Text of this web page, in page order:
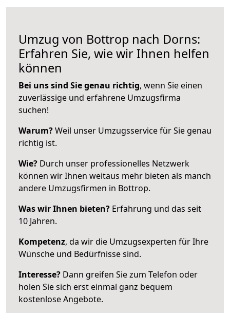
Umzug von Bottrop nach Dorns:
Erfahren Sie, wie wir Ihnen helfen
können
Bei uns sind Sie genau richtig, wenn Sie einen
zuverlässige und erfahrene Umzugsfirma
suchen!
Warum?Weil unser Umzugsservice für Sie genau
richtig ist.
Wie? Durch unser professionelles Netzwerk
können wir Ihnen weitaus mehr bieten als manch
andere Umzugsfirmen in Bottrop.
Was wir Ihnen bieten? Erfahrung und das seit
10 Jahren.
Kompetenz, da wir die Umzugsexperten für Ihre
Wünsche und Bedürfnisse sind.
Interesse? Dann greifen Sie zum Telefon oder
holen Sie sich erst einmal ganz bequem
kostenlose Angebote.